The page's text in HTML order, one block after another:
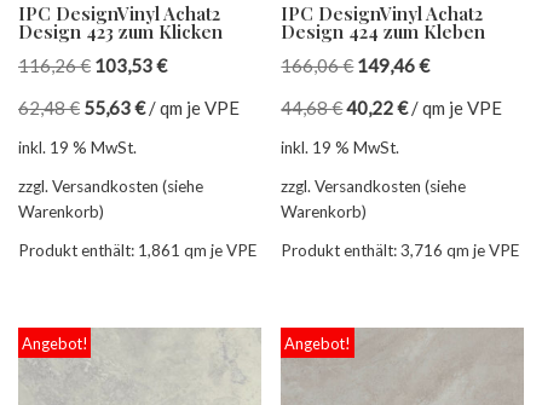
IPC DesignVinyl Achat2
Design 423 zum Klicken
116,26€ 103,53€
62,48€ 55,63€/qm je VPE
inkl. 19 % MwSt.
zzgl. Versandkosten (siehe
Warenkorb)
Produkt enthält: 1,861 qm je VPE
IPC DesignVinyl Achat2
Design 424 zum Kleben
166,06€ 149,46€
44,68€40,22€/qm je VPE
inkl. 19 % MwSt.
zzgl. Versandkosten (siehe
Warenkorb)
Produkt enthält: 3,716qm je VPE
Angebot! Angebot!